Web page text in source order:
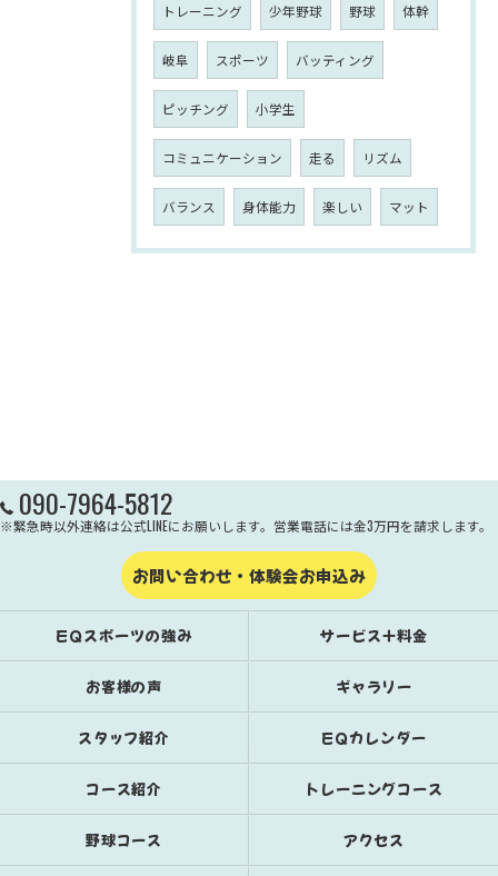
トレーニング 少年野球 野球 体幹
岐阜 スポーツ バッティング
ピッチング 小学生
コミュニケーション 走る リズム
バランス 身体能力 楽しい マット
090-7964-5812
※緊急時以外連絡は公式LINEにお願いします。営業電話には金3万円を請求します。
お問い合わせ・体験会お申込み
EQスポーツの強み サービス＋料金
お客様の声 ギャラリー
スタッフ紹介 EQカレンダー
コース紹介 トレーニングコース
野球コース アクセス